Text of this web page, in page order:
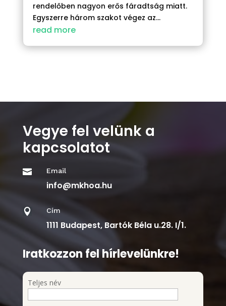
rendelőben nagyon erős fáradtság miatt.
Egyszerre három szakot végez az...
read more
Vegye fel velünk a
kapcsolatot
 Email
info@mkhoa.hu
 Cím
1111 Budapest, Bartók Béla u.28. I/1.
Iratkozzon fel hírlevelünkre!
Teljes név